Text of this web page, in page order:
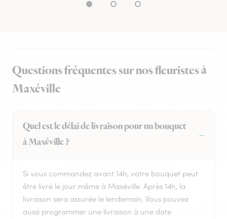
Questions fréquentes sur nos fleuristes à
Maxéville
Quel est le délai de livraison pour un bouquet
à Maxéville ?
Si vous commandez avant 14h, votre bouquet peut
être livré le jour même à Maxéville. Après 14h, la
livraison sera assurée le lendemain. Vous pouvez
aussi programmer une livraison à une date